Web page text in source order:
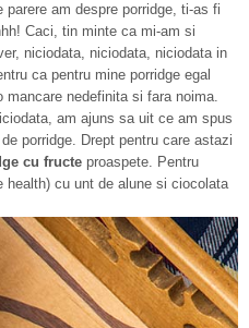
am despre porridge, ti-as fi
Caci, tin minte ca mi-am si
niciodata, niciodata, niciodata in
ca pentru mine porridge egal
nedefinita si fara noima.
am ajuns sa uit ce am spus
porridge. Drept pentru care astazi
cu fructe proaspete. Pentru
health) cu unt de alune si ciocolata